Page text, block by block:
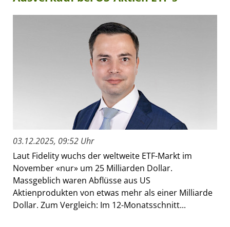
03.12.2025, 09:52 Uhr
Laut Fidelity wuchs der weltweite ETF-Markt im
November «nur» um 25 Milliarden Dollar.
Massgeblich waren Abflüsse aus US
Aktienprodukten von etwas mehr als einer Milliarde
Dollar. Zum Vergleich: Im 12-Monatsschnitt...